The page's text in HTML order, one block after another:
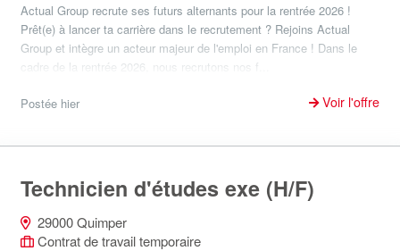
Actual Group recrute ses futurs alternants pour la rentrée 2026 !
Prêt(e) à lancer ta carrière dans le recrutement ? Rejoins Actual
Group et intègre un acteur majeur de l'emploi en France ! Dans le
cadre de la rentrée 2026, nous recrutons nos f...
Postée hier Voir l'offre
Technicien d'études exe (H/F)
29000 Quimper
Contrat de travail temporaire